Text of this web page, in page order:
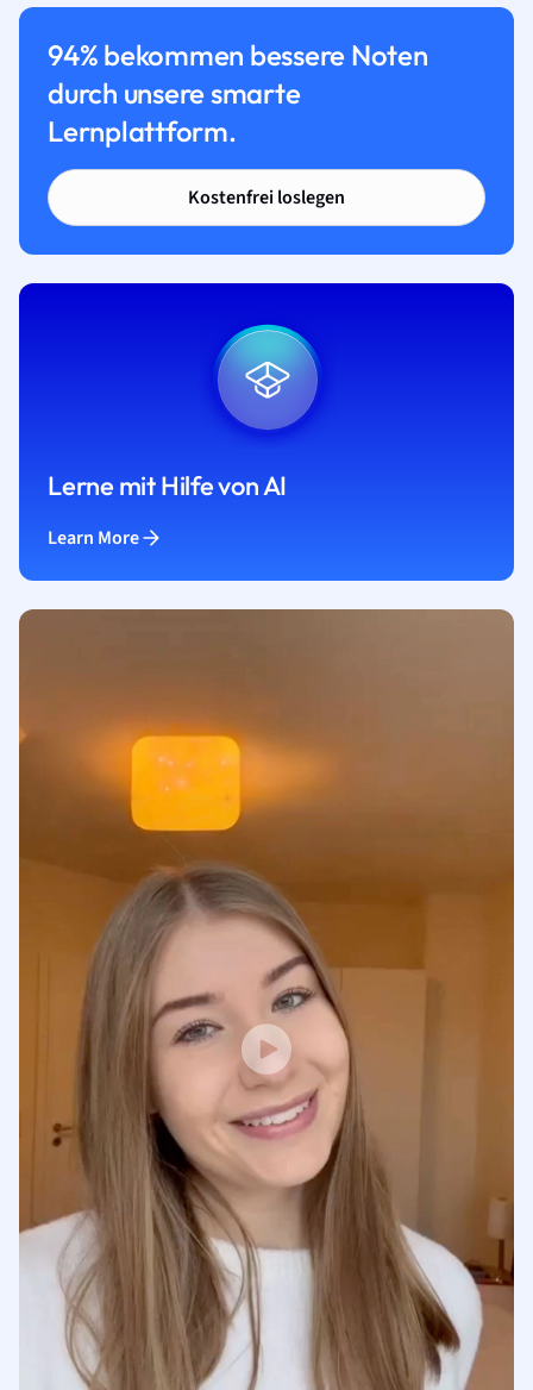
94% bekommen bessere Noten
durch unsere smarte
Lernplattform.
Kostenfrei loslegen
Lerne mit Hilfe von AI
Learn More